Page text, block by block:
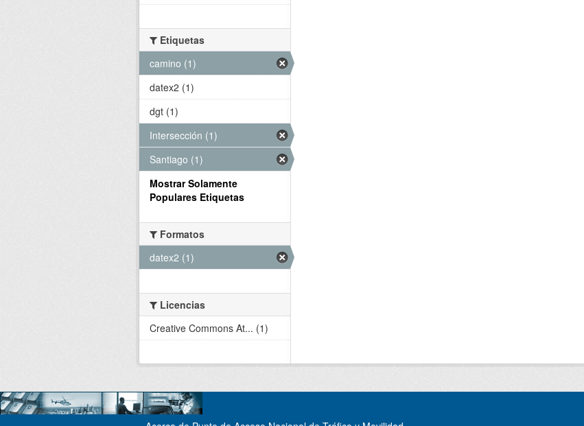
Etiquetas
camino (1)
datex2 (1)
dgt (1)
Intersección (1)
Santiago (1)
Mostrar Solamente
Populares Etiquetas
Formatos
datex2 (1)
Licencias
Creative Commons At... (1)